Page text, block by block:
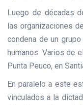
Luego de décadas
las organizaciones
condena de un
humanos. Varios de
Punta Peuco, en
En paralelo a este
vinculados a la